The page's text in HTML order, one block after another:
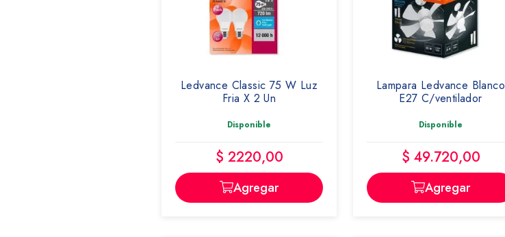
Ledvance Classic 75 W Luz
Fria X 2 Un
Disponible
$ 2220,00
Agregar
Lampara Ledvance Blanco
E27 C/ventilador
Disponible
$ 49.720,00
Agregar